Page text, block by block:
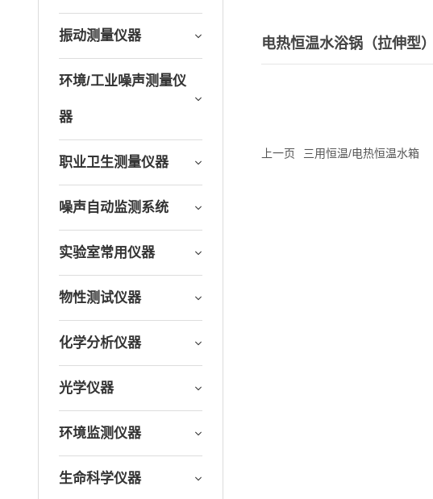
振动测量仪器
环境/工业噪声测量仪
器
职业卫生测量仪器
噪声自动监测系统
实验室常用仪器
物性测试仪器
化学分析仪器
光学仪器
环境监测仪器
生命科学仪器
电热恒温水浴锅（拉伸型）
上一页 三用恒温/电热恒温水箱